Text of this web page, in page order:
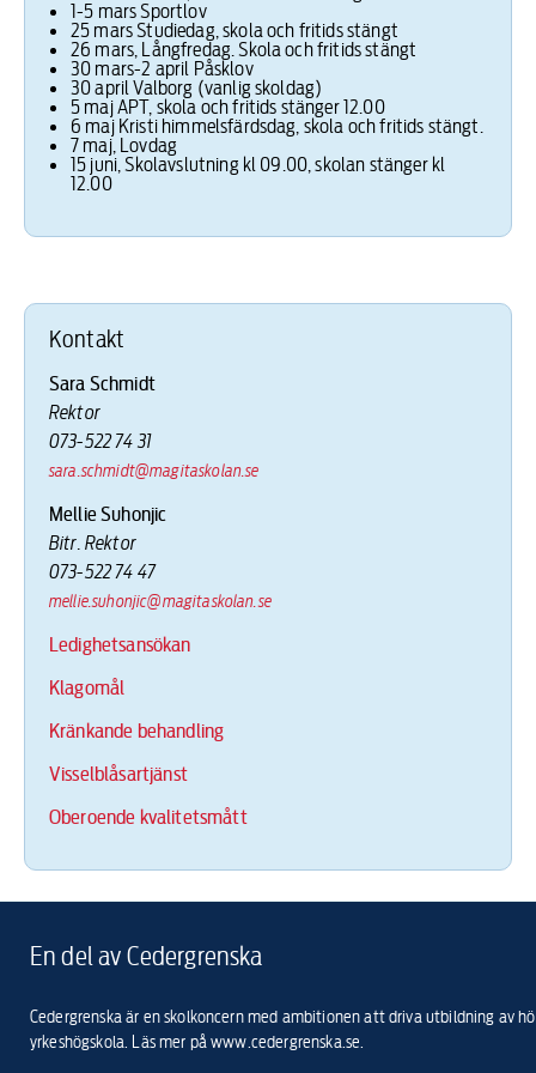
1-5 mars Sportlov
25 mars Studiedag, skola och fritids stängt
26 mars, Långfredag. Skola och fritids stängt
30 mars-2 april Påsklov
30 april Valborg (vanlig skoldag)
5 maj APT, skola och fritids stänger 12.00
6 maj Kristi himmelsfärdsdag, skola och fritids stängt.
7 maj, Lovdag
15 juni, Skolavslutning kl 09.00, skolan stänger kl
12.00
Kontakt
Sara Schmidt
Rektor
073-522 74 31
sara.schmidt@magitaskolan.se
Mellie Suhonjic
Bitr. Rektor
073-522 74 47
mellie.suhonjic@magitaskolan.se
Ledighetsansökan
Klagomål
Kränkande behandling
Visselblåsartjänst
Oberoende kvalitetsmått
En del av Cedergrenska
Cedergrenska är en skolkoncern med ambitionen att driva utbildning av
yrkeshögskola. Läs mer påwww.cedergrenska.se